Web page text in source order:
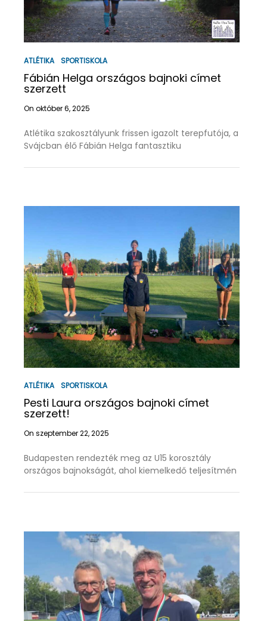
ATLÉTIKA SPORTISKOLA
Fábián Helga országos bajnoki címet
szerzett
On október 6, 2025
Atlétika szakosztályunk frissen igazolt terepfutója, a
Svájcban élő Fábián Helga fantasztiku
ATLÉTIKA SPORTISKOLA
Pesti Laura országos bajnoki címet
szerzett!
On szeptember 22, 2025
Budapesten rendezték meg az U15 korosztály
országos bajnokságát, ahol kiemelkedő teljesítmén